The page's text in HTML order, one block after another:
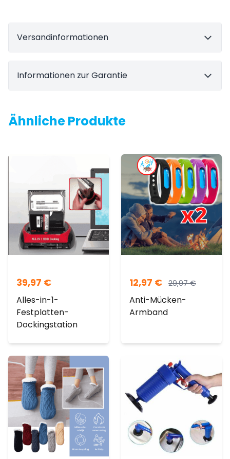
Versandinformationen
Informationen zur Garantie
Ähnliche Produkte
39,97 €
Alles-in-1-
Festplatten-
Dockingstation
12,97 € 29,97€
Anti-Mücken-
Armband